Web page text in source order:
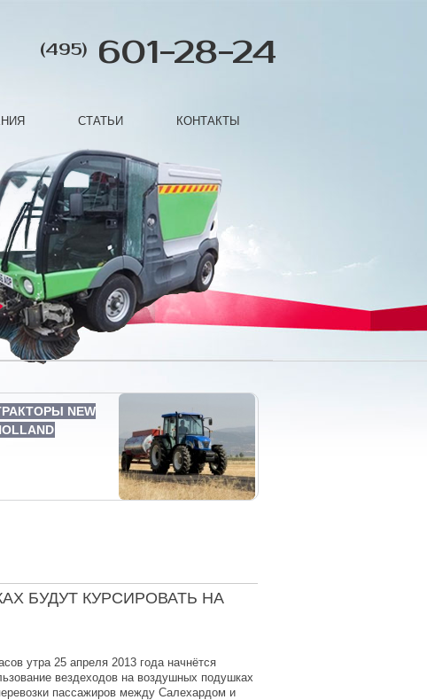
(495) 601-28-24
СТАТЬИ КОНТАКТЫ
NEW
БУДУТ КУРСИРОВАТЬ НА
утра 25 апреля 2013 года начнётся
вездеходов на воздушных подушках
пассажиров между Салехардом и